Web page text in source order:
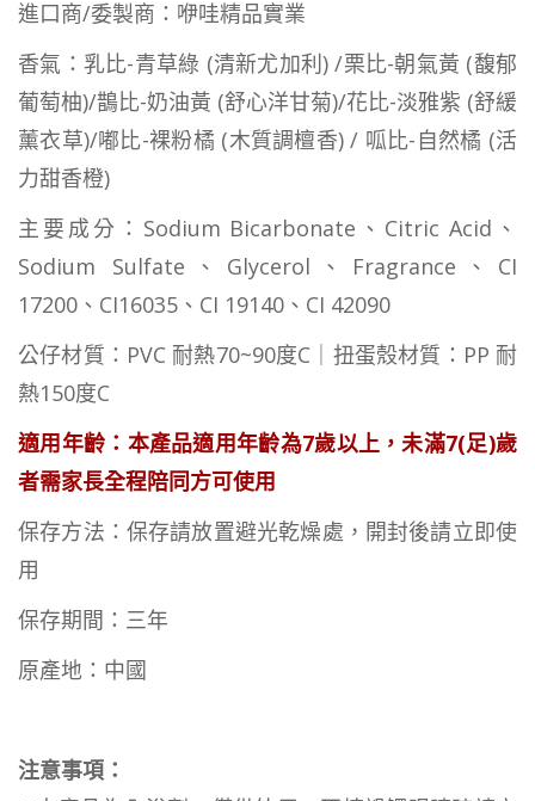
進口商/委製商：咿哇精品實業
香氣：乳比-青草綠 (清新尤加利) /栗比-朝氣黃 (馥郁
葡萄柚)/鵲比-奶油黃 (舒心洋甘菊)/花比-淡雅紫 (舒緩
薰衣草)/嘟比-裸粉橘 (木質調檀香) / 呱比-自然橘 (活
力甜香橙)
主要成分：Sodium Bicarbonate、Citric Acid、
Sodium Sulfate、Glycerol、Fragrance、CI
17200、CI16035、CI 19140、CI 42090
公仔材質：PVC 耐熱70~90度C｜扭蛋殼材質：PP 耐
熱150度C
適用年齡：本產品適用年齡為7歲以上，未滿7(足)歲
者需家長全程陪同方可使用
保存方法：保存請放置避光乾燥處，開封後請立即使
用
保存期間：三年
原產地：中國
注意事項：